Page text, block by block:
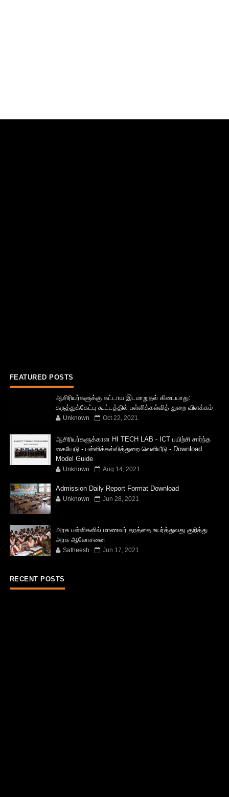
FEATURED POSTS
ஆசிரியர்களுக்கு கட்டாய இடமாறுதல் கிடையாது:
கருத்துக்கேட்பு கூட்டத்தில் பள்ளிக்கல்வித் துறை விளக்கம்
Unknown Oct 22, 2021
ஆசிரியர்களுக்கான HI TECH LAB - ICT பயிற்சி சார்ந்த
கையேடு - பள்ளிக்கல்வித்துறை வெளியீடு - Download
Model Guide
Unknown Aug 14, 2021
Admission Daily Report Format Download
Unknown Jun 28, 2021
அரசு பள்ளிகளில் மாணவர் தரத்தை உயர்த்துவது குறித்து
அரசு ஆலோசனை
Satheesh Jun 17, 2021
RECENT POSTS